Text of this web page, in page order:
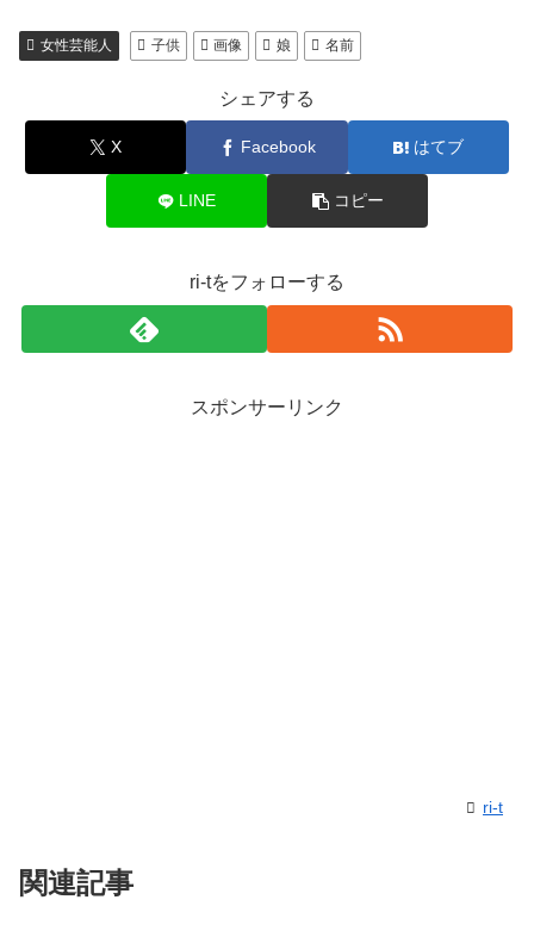
女性芸能人 子供 画像 娘 名前
シェアする
X Facebook はてブ
LINE コピー
ri-tをフォローする
スポンサーリンク
ri-t
関連記事